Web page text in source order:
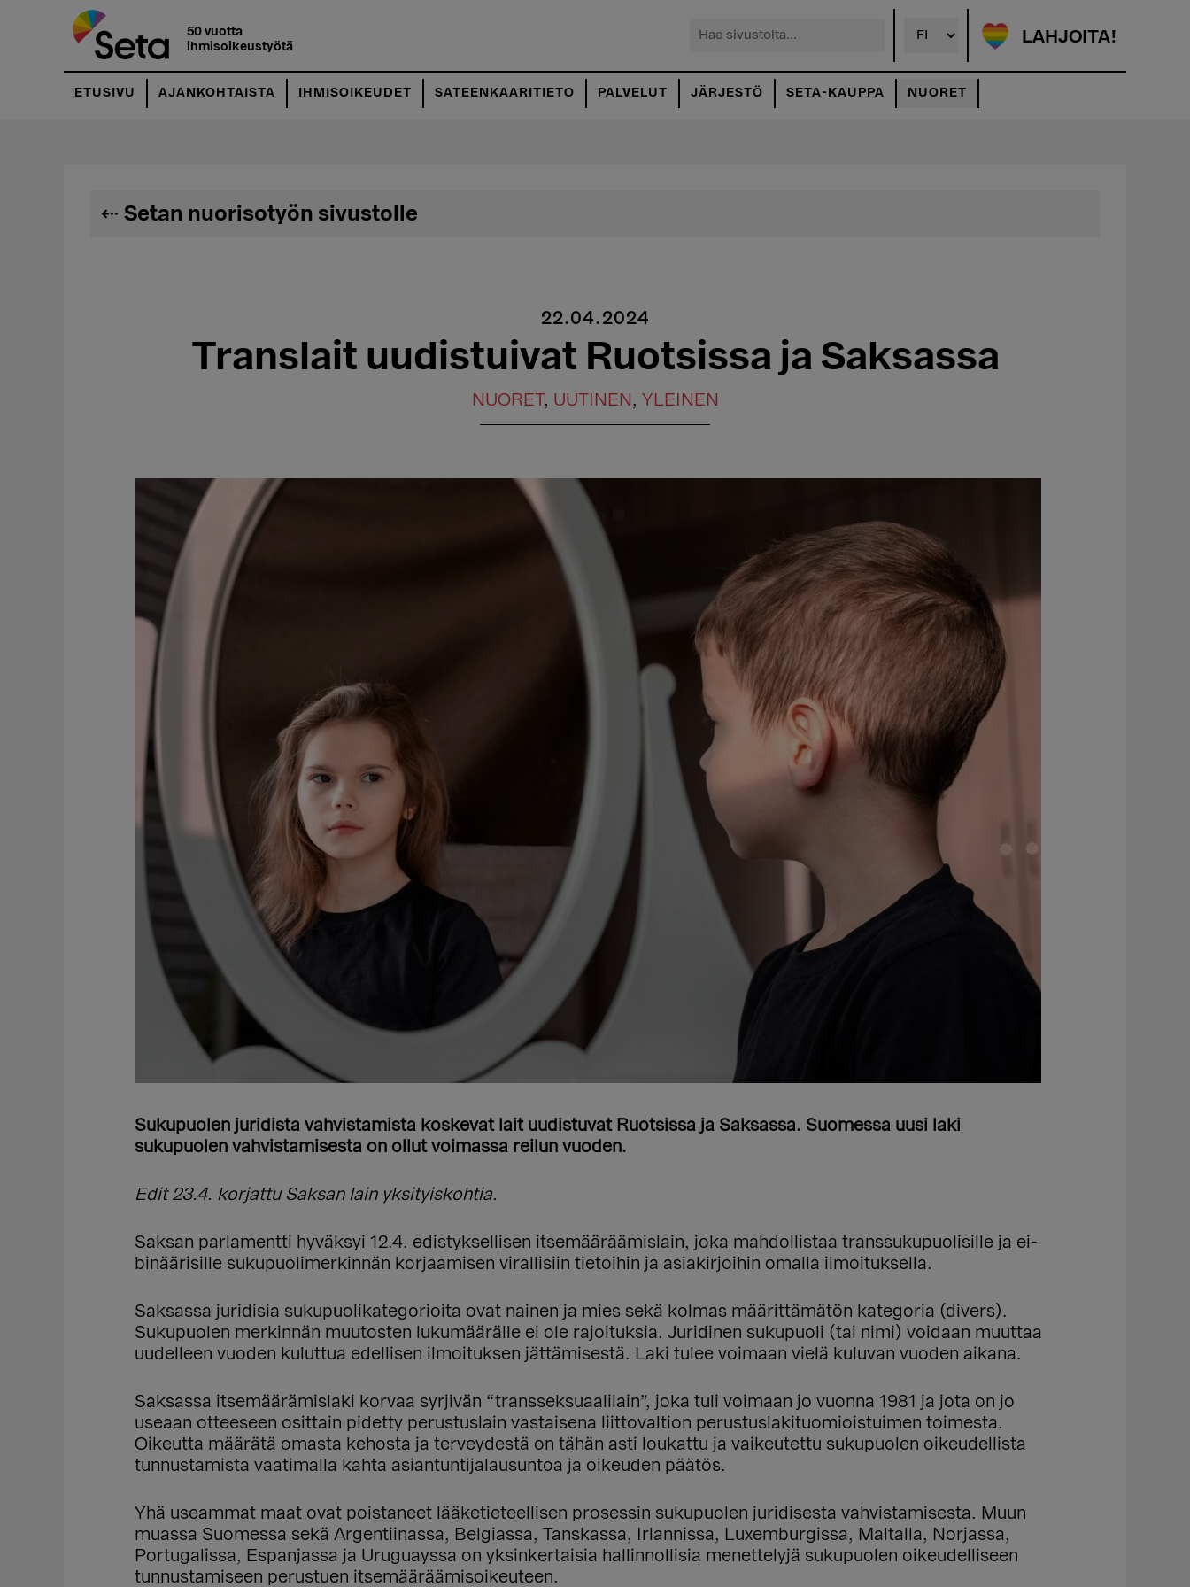
pääsisältöön
50 vuotta
ihmisoikeustyötä
LAHJOITA!
Hae
ETUSIVU AJANKOHTAISTA IHMISOIKEUDET SATEENKAARITIETO PALVELUT JÄRJESTÖ SETA-KAUPPA NUORET
Setan nuorisotyön sivustolle
22.04.2024
Translait uudistuivat Ruotsissa ja Saksassa
NUORET, UUTINEN , YLEINEN
Sukupuolen juridista vahvistamista koskevat lait uudistuvat Ruotsissa ja Saksassa. Suomessa uusi laki
sukupuolen vahvistamisesta on ollut voimassa reilun vuoden.
Edit 23.4. korjattu Saksan lain yksityiskohtia.
Saksan parlamentti hyväksyi 12.4. edistyksellisen itsemääräämislain, joka mahdollistaa transsukupuolisille ja ei-
binäärisille sukupuolimerkinnän korjaamisen virallisiin tietoihin ja asiakirjoihin omalla ilmoituksella.
Saksassa juridisia sukupuolikategorioita ovat nainen ja mies sekä kolmas määrittämätön kategoria (divers).
Sukupuolen merkinnän muutosten lukumäärälle ei ole rajoituksia. Juridinen sukupuoli (tai nimi) voidaan muuttaa
uudelleen vuoden kuluttua edellisen ilmoituksen jättämisestä. Laki tulee voimaan vielä kuluvan vuoden aikana.
Saksassa itsemäärämislaki korvaa syrjivän “transseksuaalilain”, joka tuli voimaan jo vuonna 1981 ja jota on jo
useaan otteeseen osittain pidetty perustuslain vastaisena liittovaltion perustuslakituomioistuimen toimesta.
Oikeutta määrätä omasta kehosta ja terveydestä on tähän asti loukattu ja vaikeutettu sukupuolen oikeudellista
tunnustamista vaatimalla kahta asiantuntijalausuntoa ja oikeuden päätös.
Yhä useammat maat ovat poistaneet lääketieteellisen prosessin sukupuolen juridisesta vahvistamisesta. Muun
muassa Suomessa sekä Argentiinassa, Belgiassa, Tanskassa, Irlannissa, Luxemburgissa, Maltalla, Norjassa,
Portugalissa, Espanjassa ja Uruguayssa on yksinkertaisia hallinnollisia menettelyjä sukupuolen oikeudelliseen
tunnustamiseen perustuen itsemääräämisoikeuteen.